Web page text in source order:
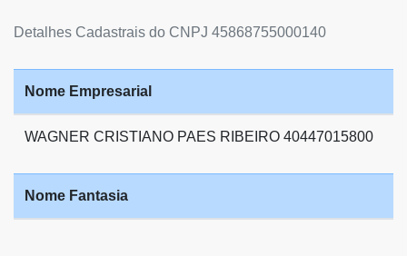
Detalhes Cadastrais do CNPJ 45868755000140
Nome Empresarial
WAGNER CRISTIANO PAES RIBEIRO 40447015800
Nome Fantasia